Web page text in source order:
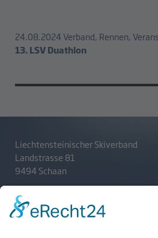
24.08.2024Verband, Rennen,
13. LSV Duathlon
Liechtensteinischer Skiverband
Landstrasse 81
9494 Schaan
T+423 233 36 30
admin@lsv.li